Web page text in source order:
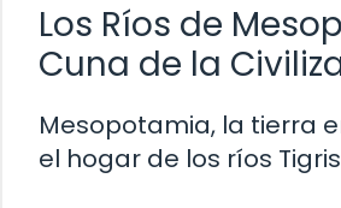
Los Ríos de
Cuna de la
Mesopotamia, la tierra
el hogar de los ríos